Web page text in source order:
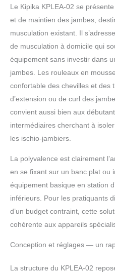
à l'usure. Il peut gérer
jambes les plus
sans compromettre
Installation rapide et
configuration sans
processus
facilement l'accessoire
système de
utilisation sûre et stable
Le Kipika KPLEA-02 se
et de maintien des jambes,
musculation existant. Il
de musculation à domicile qui
équipement sans investir dans
jambes. Les rouleaux en
confortable des chevilles et des
d’extension ou de curl des
convient aussi bien aux
intermédiaires cherchant à
les ischio-jambiers.
La polyvalence est clairement
en se fixant sur un banc plat ou
équipement basique en station
inférieurs. Pour les pratiquants
d’un budget contraint, cette
cohérente aux appareils
Conception et réglages — un
La structure du KPLEA-02